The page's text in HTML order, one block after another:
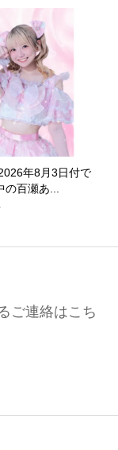
年8月3日付で
百瀬あ...
ご連絡はこち